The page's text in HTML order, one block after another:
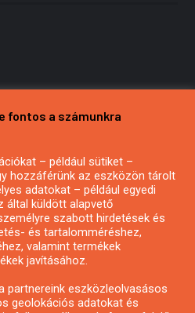
vagy hírlevél
fontos a számunkra
– például sütiket –
hozzáférünk az eszközön tárolt
adatokat – például egyedi
által küldött alapvető
szabott hirdetések és
és tartalomméréshez,
valamint termékek
javításához.
partnereink eszközleolvasásos
geolokációs adatokat és